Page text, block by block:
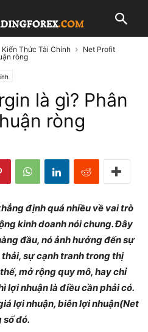
Kiến Thức Tài Chính
Net Profit
ròng
là gì? Phân
ròng
định quá nhiều về vai trò
kinh doanh nói chung. Đây
đầu, nó ảnh hưởng đến sự
sự cạnh tranh trong thị
mở rộng quy mô, hay chỉ
lợi nhuận là điều cần phải có.
lợi nhuận, biên lợi nhuận(Net
đó.